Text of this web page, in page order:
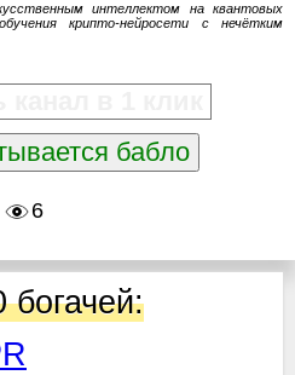
интеллектом на квантовых
крипто-нейросети с нечётким
бабло
6
богачей: